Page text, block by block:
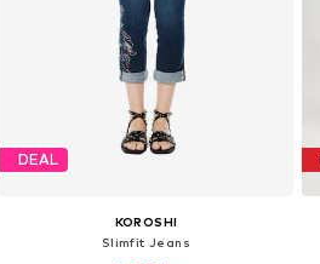
DEAL
KOROSHI
Slimfit Jeans